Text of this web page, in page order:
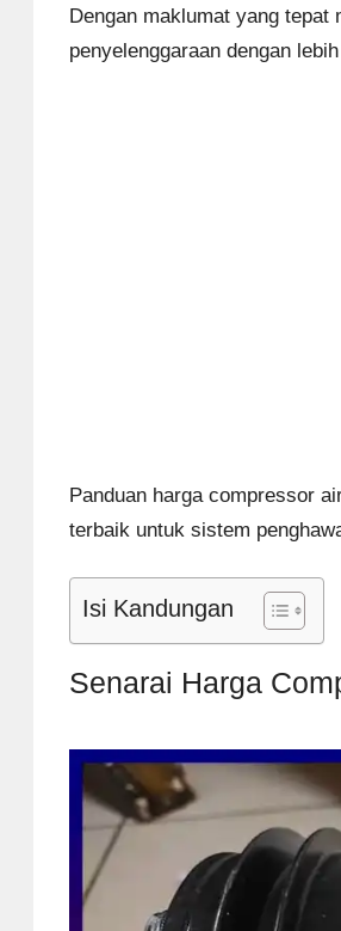
Dengan maklumat yang
penyelenggaraan dengan
Panduan harga compressor
terbaik untuk sistem
Isi Kandungan
Senarai Harga